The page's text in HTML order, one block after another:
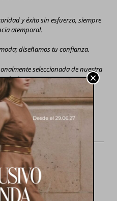
y éxito sin esfuerzo, siempre
atemporal.
diseñamos tu confianza.
seleccionada de nuestra
mes
×